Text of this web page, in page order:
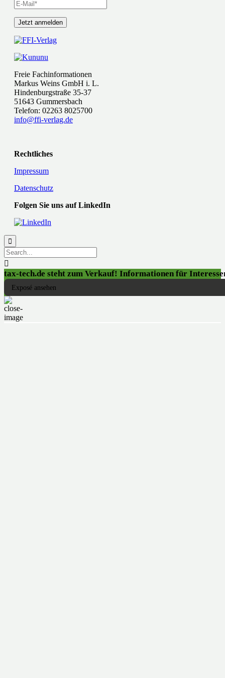
Freie Fachinformationen
Markus Weins GmbH i. L.
Hindenburgstraße 35-37
51643 Gummersbach
Telefon: 02263 8025700
info@ffi-verlag.de
Rechtliches
Impressum
Datenschutz
Folgen Sie uns auf LinkedIn


tax-tech.de steht zum Verkauf! Informationen für
Exposé ansehen